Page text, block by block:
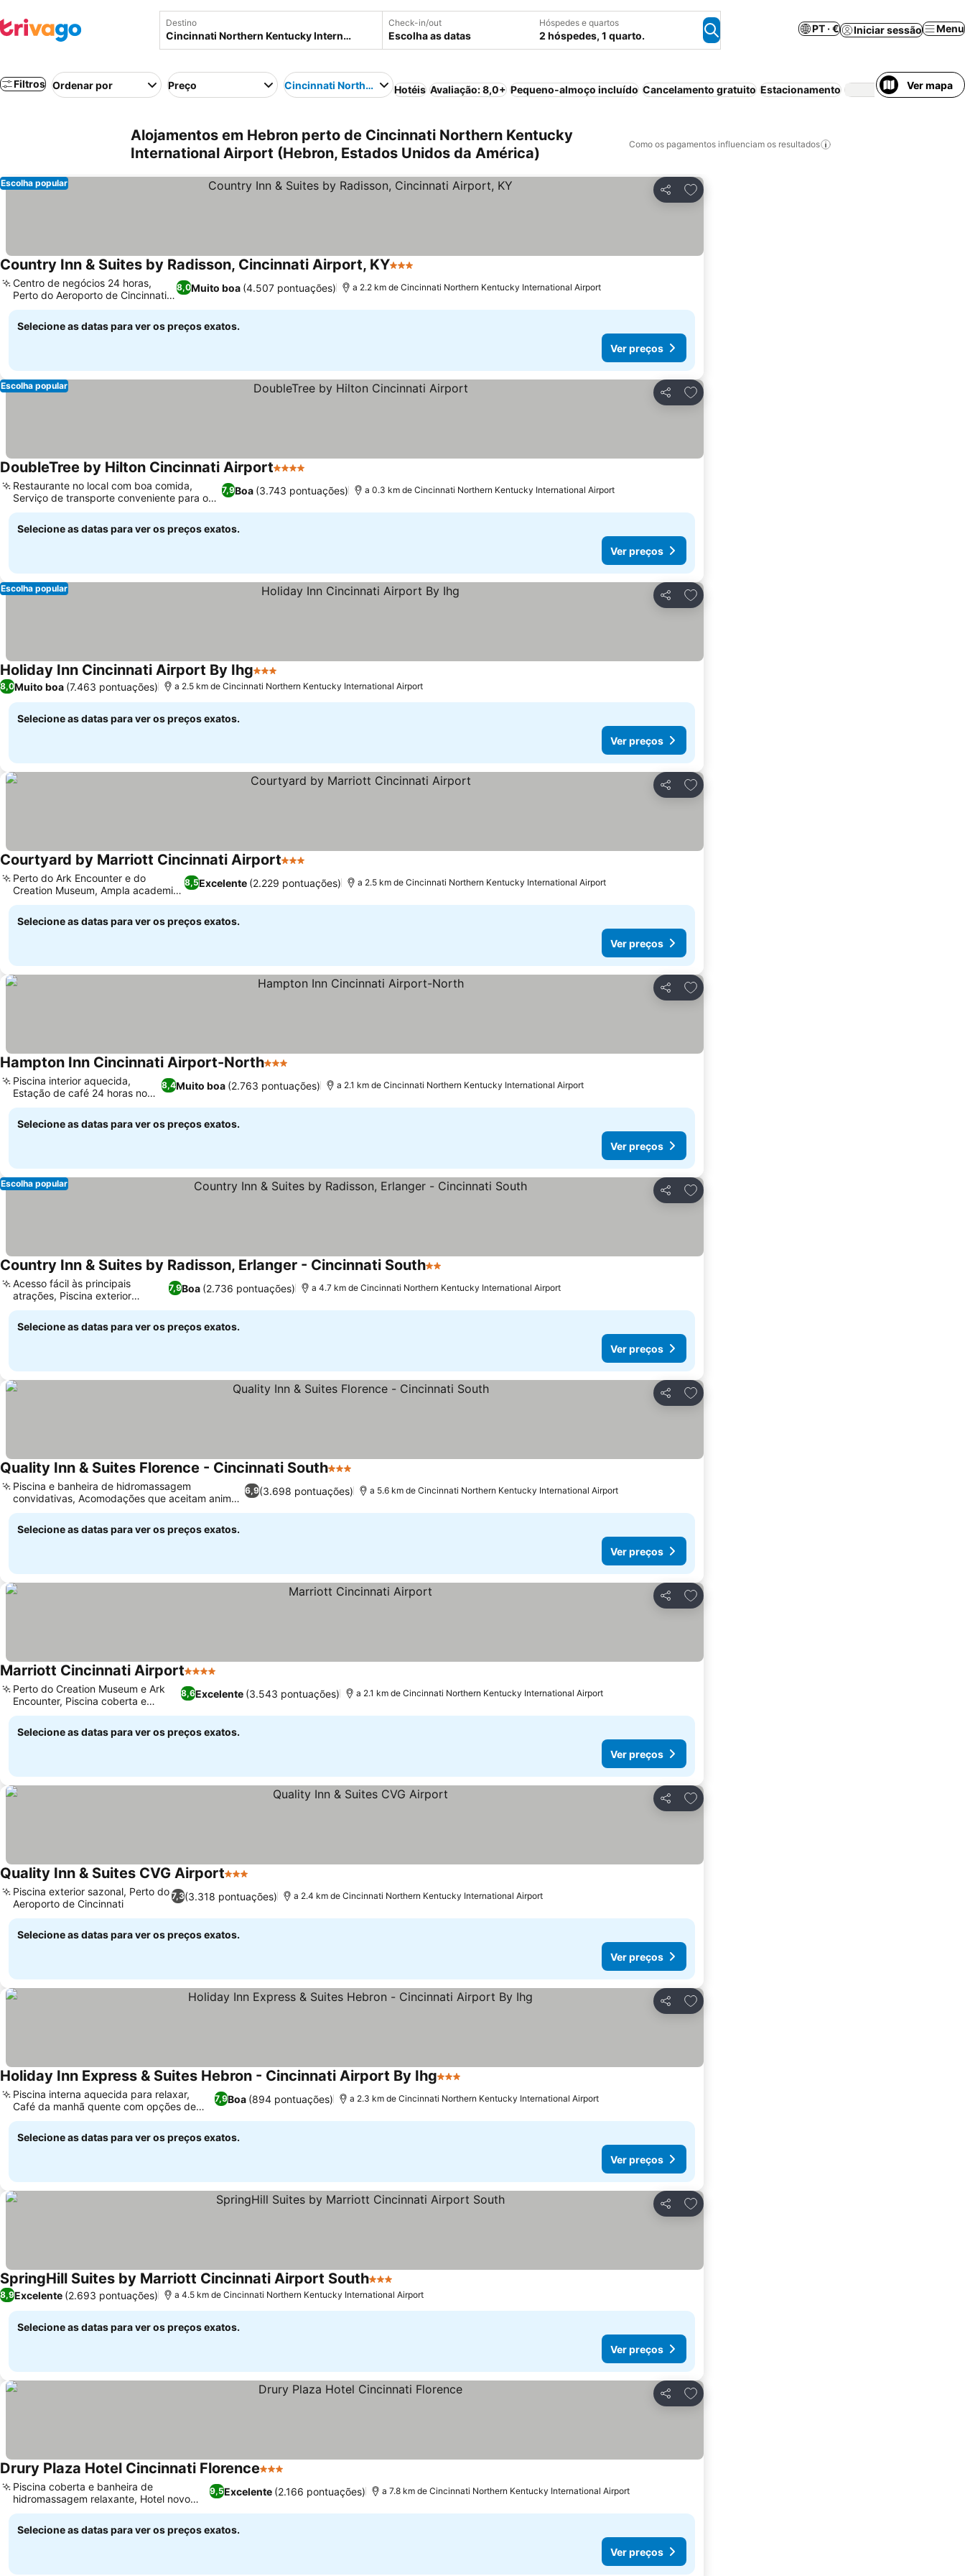
Destino Check-in/out
Escolha as datas
Hóspedes e quartos
2 hóspedes, 1 quarto.
PT · € Iniciar sessão Menu
Filtros Ordenar por Preço Cincinnati Northern Kentucky International Airport
Hotéis Avaliação: 8,0+ Pequeno-almoço incluído Cancelamento gratuito Estacionamento Piscina
Ver mapa
Alojamentos em Hebron perto de Cincinnati Northern Kentucky
International Airport (Hebron, Estados Unidos da América)
Como os pagamentos influenciam os resultados
Partilhar
Adicionar aos favoritos
Escolha popular
Country Inn & Suites by Radisson, Cincinnati Airport, KY3 Estrelas
8,0Muito boa (4.507 pontuações)
Centro de negócios 24 horas,
Perto do Aeroporto de Cincinnati
(CVG)
a 2.2 km de Cincinnati Northern Kentucky International Airport
Selecione as datas para ver os preços exatos.
Ver preços
Partilhar
Adicionar aos favoritos
Escolha popular
DoubleTree by Hilton Cincinnati Airport4 Estrelas
7,9Boa (3.743 pontuações)
Restaurante no local com boa comida,
Serviço de transporte conveniente para o
aeroporto
a 0.3 km de Cincinnati Northern Kentucky International Airport
Selecione as datas para ver os preços exatos.
Ver preços
Partilhar
Adicionar aos favoritos
Escolha popular
Holiday Inn Cincinnati Airport By Ihg3 Estrelas
8,0Muito boa (7.463 pontuações) a 2.5 km de Cincinnati Northern Kentucky International Airport
Selecione as datas para ver os preços exatos.
Ver preços
Partilhar
Adicionar aos favoritos
Courtyard by Marriott Cincinnati Airport3 Estrelas
8,5Excelente (2.229 pontuações)
Perto do Ark Encounter e do
Creation Museum, Ampla academia
24 horas
a 2.5 km de Cincinnati Northern Kentucky International Airport
Selecione as datas para ver os preços exatos.
Ver preços
Partilhar
Adicionar aos favoritos
Hampton Inn Cincinnati Airport-North3 Estrelas
8,4Muito boa (2.763 pontuações)
Piscina interior aquecida,
Estação de café 24 horas no
lobby
a 2.1 km de Cincinnati Northern Kentucky International Airport
Selecione as datas para ver os preços exatos.
Ver preços
Partilhar
Adicionar aos favoritos
Escolha popular
Country Inn & Suites by Radisson, Erlanger - Cincinnati South2 Estrelas
7,9Boa (2.736 pontuações)
Acesso fácil às principais
atrações, Piscina exterior
sazonal
a 4.7 km de Cincinnati Northern Kentucky International Airport
Selecione as datas para ver os preços exatos.
Ver preços
Partilhar
Adicionar aos favoritos
Quality Inn & Suites Florence - Cincinnati South3 Estrelas
6,9(3.698 pontuações)
Piscina e banheira de hidromassagem
convidativas, Acomodações que aceitam animais
de estimação
a 5.6 km de Cincinnati Northern Kentucky International Airport
Selecione as datas para ver os preços exatos.
Ver preços
Partilhar
Adicionar aos favoritos
Marriott Cincinnati Airport4 Estrelas
8,6Excelente (3.543 pontuações)
Perto do Creation Museum e Ark
Encounter, Piscina coberta e
academia
a 2.1 km de Cincinnati Northern Kentucky International Airport
Selecione as datas para ver os preços exatos.
Ver preços
Partilhar
Adicionar aos favoritos
Quality Inn & Suites CVG Airport3 Estrelas
7,3(3.318 pontuações)
Piscina exterior sazonal, Perto do
Aeroporto de Cincinnati
a 2.4 km de Cincinnati Northern Kentucky International Airport
Selecione as datas para ver os preços exatos.
Ver preços
Partilhar
Adicionar aos favoritos
Holiday Inn Express & Suites Hebron - Cincinnati Airport By Ihg3 Estrelas
7,9Boa (894 pontuações)
Piscina interna aquecida para relaxar,
Café da manhã quente com opções de
waffle
a 2.3 km de Cincinnati Northern Kentucky International Airport
Selecione as datas para ver os preços exatos.
Ver preços
Partilhar
Adicionar aos favoritos
SpringHill Suites by Marriott Cincinnati Airport South3 Estrelas
8,9Excelente (2.693 pontuações) a 4.5 km de Cincinnati Northern Kentucky International Airport
Selecione as datas para ver os preços exatos.
Ver preços
Partilhar
Adicionar aos favoritos
Drury Plaza Hotel Cincinnati Florence3 Estrelas
9,5Excelente (2.166 pontuações)
Piscina coberta e banheira de
hidromassagem relaxante, Hotel novo
com design moderno
a 7.8 km de Cincinnati Northern Kentucky International Airport
Selecione as datas para ver os preços exatos.
Ver preços